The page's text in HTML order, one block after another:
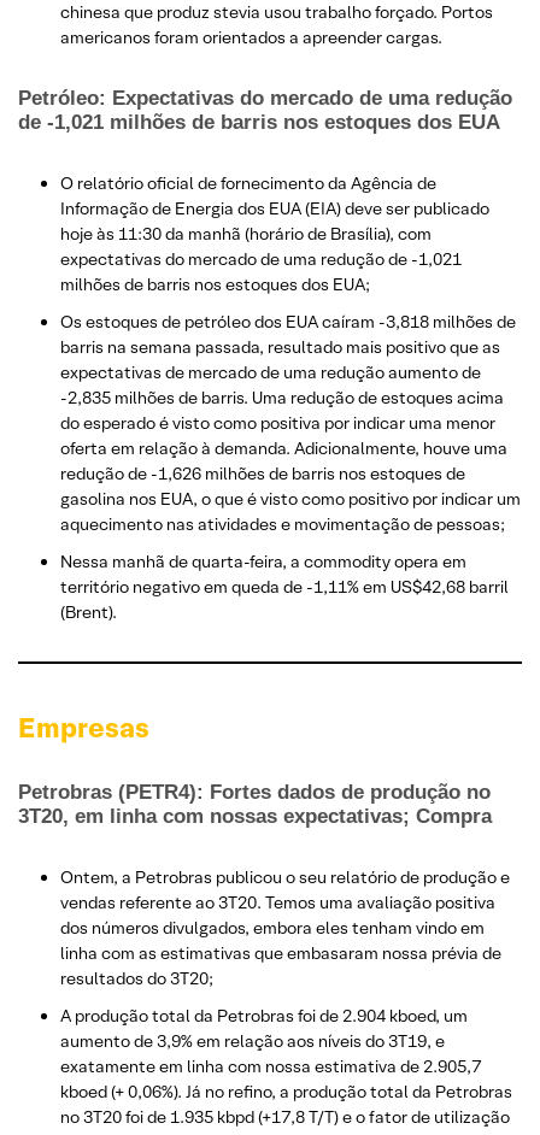
chinesa que produz stevia usou trabalho forçado. Portos
americanos foram orientados a apreender cargas.
Petróleo: Expectativas do mercado de uma redução
de -1,021 milhões de barris nos estoques dos EUA
O relatório oficial de fornecimento da Agência de
Informação de Energia dos EUA (EIA) deve ser publicado
hoje às 11:30 da manhã (horário de Brasília), com
expectativas do mercado de uma redução de -1,021
milhões de barris nos estoques dos EUA;
Os estoques de petróleo dos EUA caíram -3,818 milhões de
barris na semana passada, resultado mais positivo que as
expectativas de mercado de uma redução aumento de
-2,835 milhões de barris. Uma redução de estoques acima
do esperado é visto como positiva por indicar uma menor
oferta em relação à demanda. Adicionalmente, houve uma
redução de -1,626 milhões de barris nos estoques de
gasolina nos EUA, o que é visto como positivo por indicar um
aquecimento nas atividades e movimentação de pessoas;
Nessa manhã de quarta-feira, a commodity opera em
território negativo em queda de -1,11% em US$42,68 barril
(Brent).
Empresas
Petrobras (PETR4): Fortes dados de produção no
3T20, em linha com nossas expectativas; Compra
Ontem, a Petrobras publicou o seu relatório de produção e
vendas referente ao 3T20. Temos uma avaliação positiva
dos números divulgados, embora eles tenham vindo em
linha com as estimativas que embasaram nossa prévia de
resultados do 3T20;
A produção total da Petrobras foi de 2.904 kboed, um
aumento de 3,9% em relação aos níveis do 3T19, e
exatamente em linha com nossa estimativa de 2.905,7
kboed (+ 0,06%). Já no refino, a produção total da Petrobras
no 3T20 foi de 1.935 kbpd (+17,8 T/T) e o fator de utilização